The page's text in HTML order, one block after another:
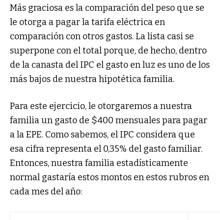
Más graciosa es la comparación del peso que se
le otorga a pagar la tarifa eléctrica en
comparación con otros gastos. La lista casi se
superpone con el total porque, de hecho, dentro
de la canasta del IPC el gasto en luz es uno de los
más bajos de nuestra hipotética familia.
Para este ejercicio, le otorgaremos a nuestra
familia un gasto de $400 mensuales para pagar
a la EPE. Como sabemos, el IPC considera que
esa cifra representa el 0,35% del gasto familiar.
Entonces, nuestra familia estadísticamente
normal gastaría estos montos en estos rubros en
cada mes del año: